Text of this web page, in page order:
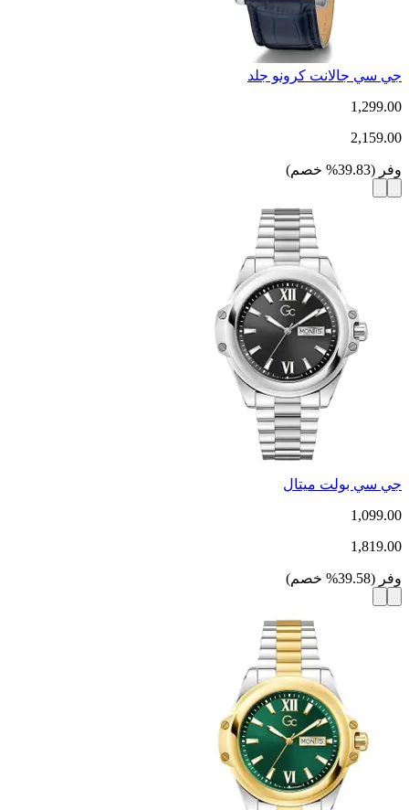
جي سي جالانت كرونو جلد
1,299.00
2,159.00
وفر (
39.83
% خصم)
جي سي بولت ميتال
1,099.00
1,819.00
وفر (
39.58
% خصم)